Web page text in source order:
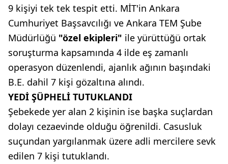
9 kişiyi tek tek tespit etti. MİT'in Ankara
Cumhuriyet Başsavcılığı ve Ankara TEM Şube
Müdürlüğü "özel ekipleri" ile yürüttüğü ortak
soruşturma kapsamında 4 ilde eş zamanlı
operasyon düzenlendi, ajanlık ağının başındaki
B.E. dahil 7 kişi gözaltına alındı.
YEDİ ŞÜPHELİ TUTUKLANDI
Şebekede yer alan 2 kişinin ise başka suçlardan
dolayı cezaevinde olduğu öğrenildi. Casusluk
suçundan yargılanmak üzere adli mercilere sevk
edilen 7 kişi tutuklandı.